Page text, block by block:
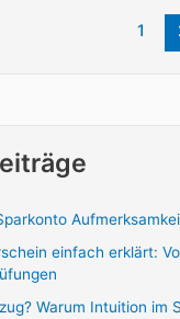
1
einfach erklärt:
Warum Intuition im